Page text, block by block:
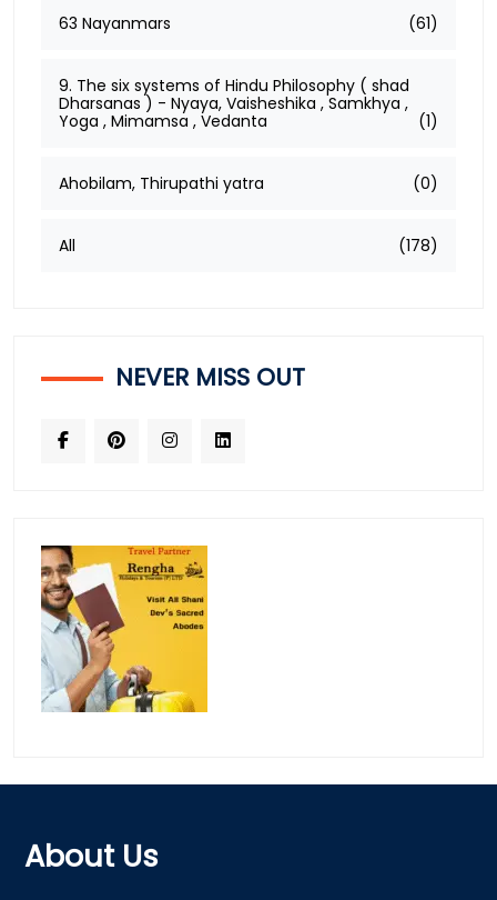
63 Nayanmars (61)
9. The six systems of Hindu Philosophy ( shad
Dharsanas ) - Nyaya, Vaisheshika , Samkhya ,
Yoga , Mimamsa , Vedanta
(1)
Ahobilam, Thirupathi yatra (0)
All (178)
NEVER MISS OUT
About Us